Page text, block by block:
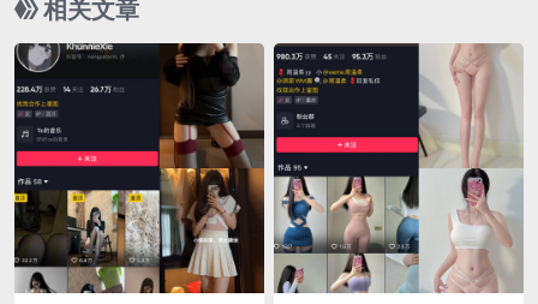
相关文章